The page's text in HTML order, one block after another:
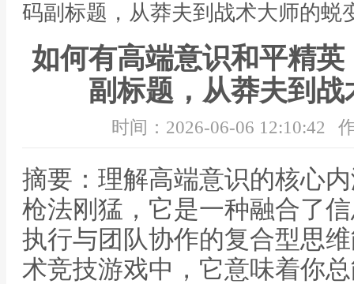
码副标题，从莽夫到战术大师的蜕
如何有高端意识和平精
副标题，从莽夫到
时间：2026-06-06 12:10:42
摘要：理解高端意识的核心
枪法刚猛，它是一种融合了
执行与团队协作的复合型思
术竞技游戏中，它意味着你